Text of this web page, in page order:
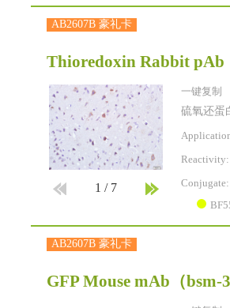
AB2607B 豪礼卡
Thioredoxin Rabbit pAb
1 / 7
一键复制
硫氧还蛋
Reactivity:
Conjugate:
AB2607B 豪礼卡
GFP Mouse mAb （bsm-